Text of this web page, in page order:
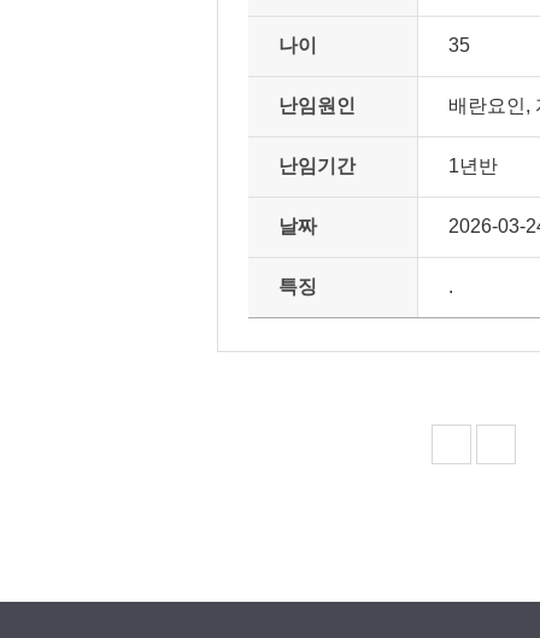
나이 35
난임원인 배란요인,
난임기간 1년반
날짜 2026-03-
특징 .